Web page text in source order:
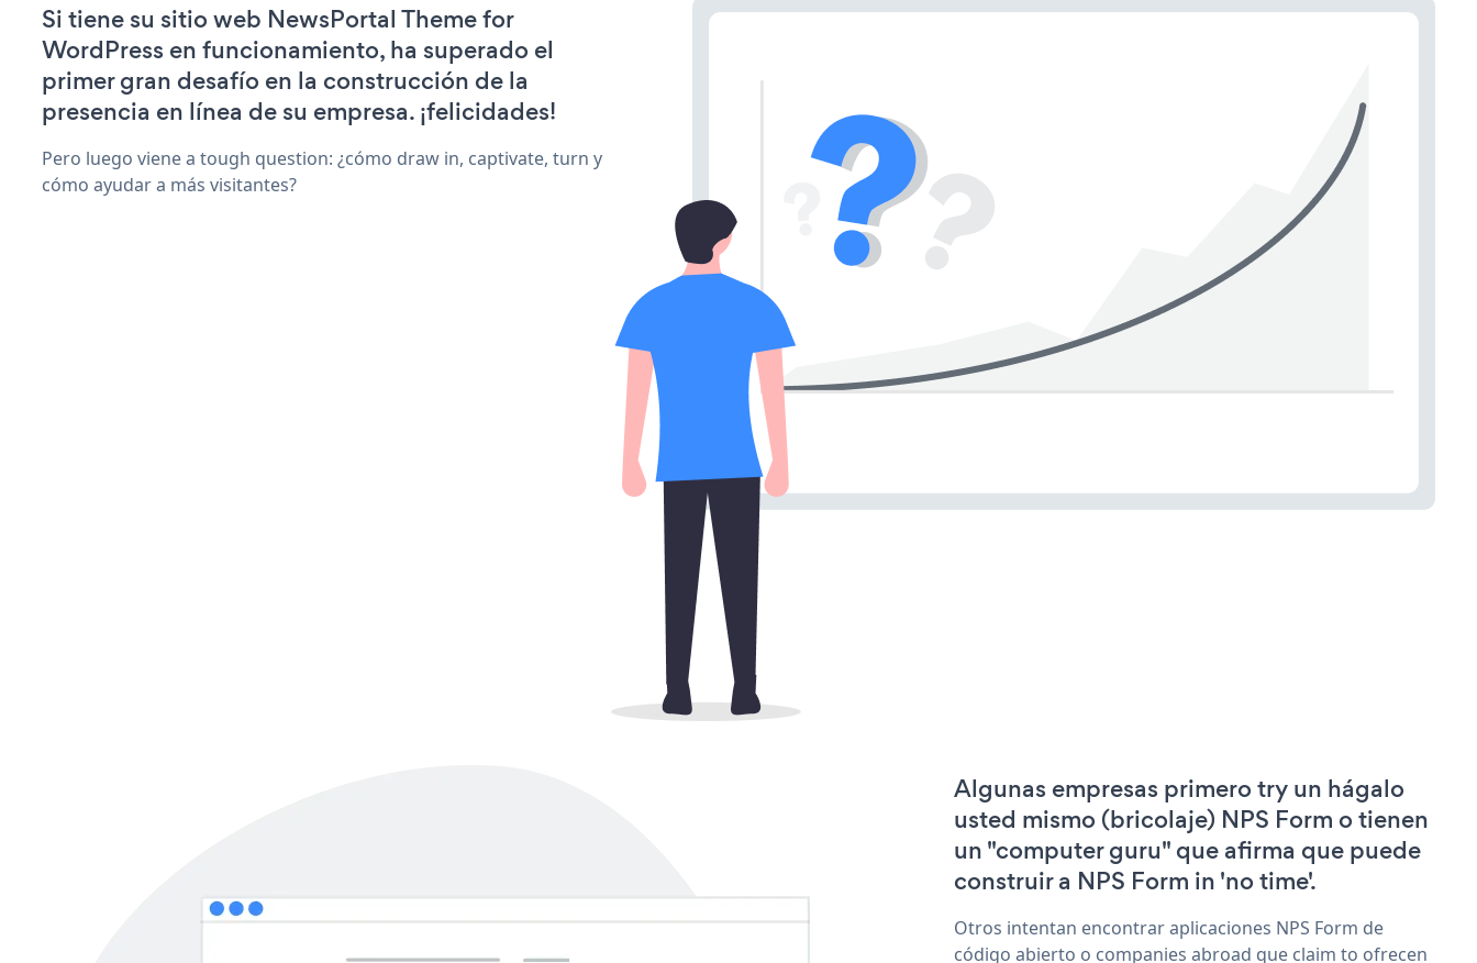
Si tiene su sitio web NewsPortal Theme for
WordPress en funcionamiento, ha superado el
primer gran desafío en la construcción de la
presencia en línea de su empresa. ¡felicidades!
Pero luego viene a tough question: ¿cómo draw in, captivate, turn y
cómo ayudar a más visitantes?
Algunas empresas primero try un hágalo
usted mismo (bricolaje) NPS Form o tienen
un "computer guru" que afirma que puede
construir a NPS Form in 'no time'.
Otros intentan encontrar aplicaciones NPS Form de
código abierto o companies abroad que claim to ofrecen